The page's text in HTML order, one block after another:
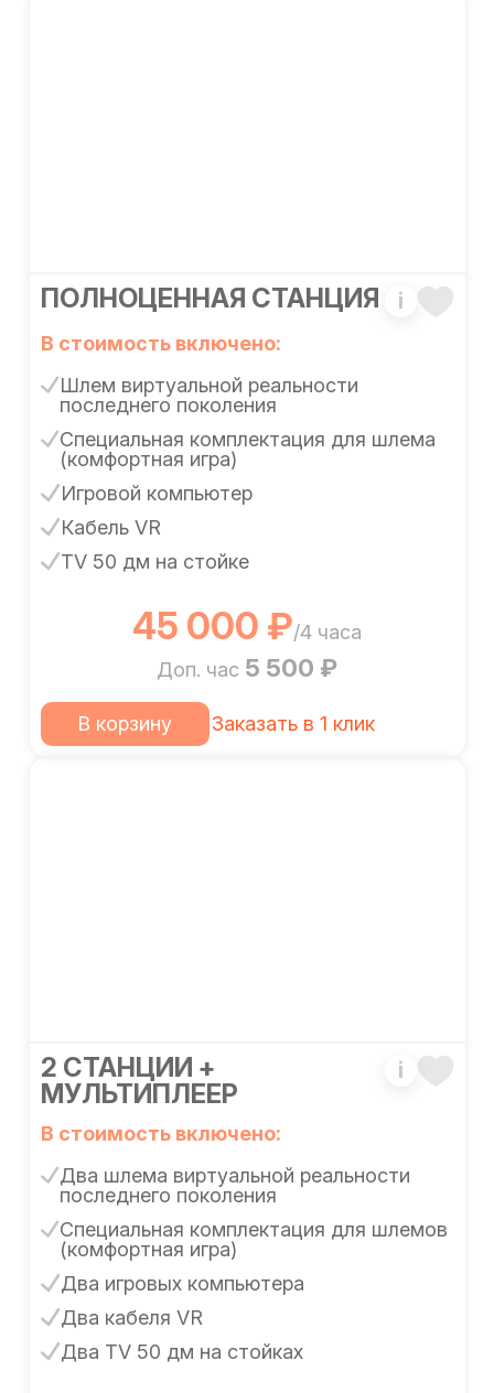
ПОЛНОЦЕННАЯ СТАНЦИЯ i
В стоимость включено:
Шлем виртуальной реальности
последнего поколения
Специальная комплектация для шлема
(комфортная игра)
Игровой компьютер
Кабель VR
TV 50 дм на стойке
45 000 ₽/4 часа
Доп. час 5 500 ₽
В корзину Заказать в 1 клик
2 СТАНЦИИ +
МУЛЬТИПЛЕЕР
i
В стоимость включено:
Два шлема виртуальной реальности
последнего поколения
Специальная комплектация для шлемов
(комфортная игра)
Два игровых компьютера
Два кабеля VR
Два TV 50 дм на стойках